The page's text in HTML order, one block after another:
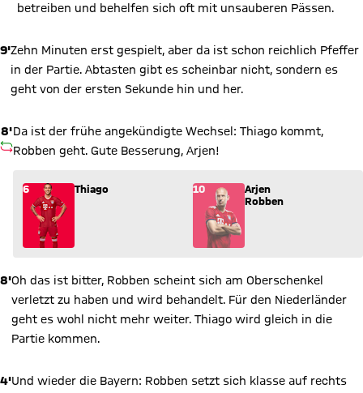
betreiben und behelfen sich oft mit unsauberen Pässen.
9'Zehn Minuten erst gespielt, aber da ist schon reichlich Pfeffer
in der Partie. Abtasten gibt es scheinbar nicht, sondern es
geht von der ersten Sekunde hin und her.
8'
AUSWECHSLUNG
Da ist der frühe angekündigte Wechsel: Thiago kommt,
Robben geht. Gute Besserung, Arjen!
Wechsel: Thiago (6) kommt für Arjen Robben (10) ins Spiel.
6 Thiago 10
Arjen
Robben
8'Oh das ist bitter, Robben scheint sich am Oberschenkel
verletzt zu haben und wird behandelt. Für den Niederländer
geht es wohl nicht mehr weiter. Thiago wird gleich in die
Partie kommen.
4'Und wieder die Bayern: Robben setzt sich klasse auf rechts